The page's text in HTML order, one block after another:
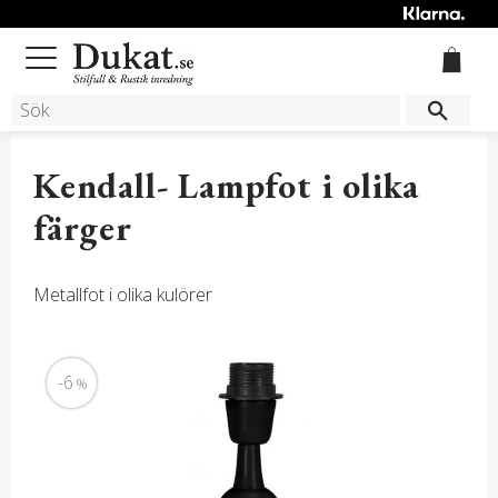
Meny
Kendall- Lampfot i olika
färger
Metallfot i olika kulörer
6 %